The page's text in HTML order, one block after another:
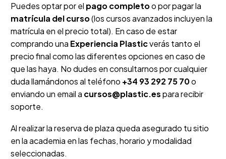
Puedes optar por el pago completoo por pagar la
matrícula del curso(los cursos avanzados incluyen la
matrícula en el precio total). En caso de estar
comprando una Experiencia Plasticverás tanto el
precio final como las diferentes opciones en caso de
que las haya. No dudes en consultarnos por cualquier
duda llamándonos al teléfono +34 93 292 75 70o
enviando un email a cursos@plastic.espara recibir
soporte.
Al realizar la reserva de plaza queda asegurado tu sitio
en la academia en las fechas, horario y modalidad
seleccionadas.